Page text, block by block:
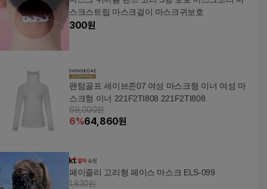
스크스트립 마스크걸이 마스크귀보호
300원
팬텀골프 세이브존07 여성 마스크형 이너 여성 마
스크형 이너 221F2TI808 221F2TI808
69,000원
6%64,860원
페이즐리 고리형 페이스 마스크 ELS-099
1,830원